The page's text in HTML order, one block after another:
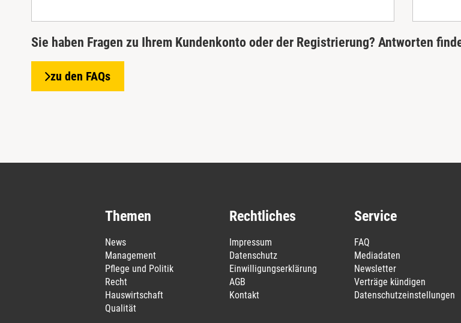
Sie haben Fragen zu Ihrem Kundenkonto oder der Registrierung? Antworten
zu den FAQs
Themen
News
Management
Pflege und Politik
Recht
Hauswirtschaft
Qualität
Rechtliches
Impressum
Datenschutz
Einwilligungserklärung
AGB
Kontakt
Service
FAQ
Mediadaten
Newsletter
Verträge kündigen
Datenschutzeinstellungen